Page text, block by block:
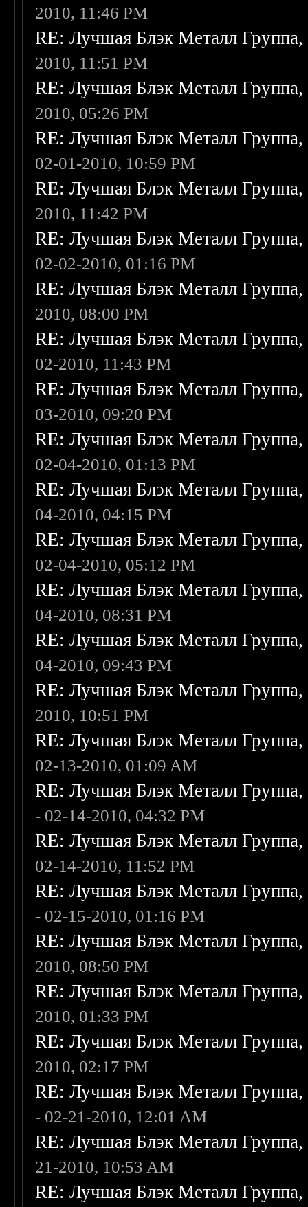
2010, 11:46 PM
RE: Лучшая Блэк Металл
2010, 11:51 PM
RE: Лучшая Блэк Металл
2010, 05:26 PM
RE: Лучшая Блэк Металл
02-01-2010, 10:59 PM
RE: Лучшая Блэк Металл
2010, 11:42 PM
RE: Лучшая Блэк Металл
02-02-2010, 01:16 PM
RE: Лучшая Блэк Металл
2010, 08:00 PM
RE: Лучшая Блэк Металл
02-2010, 11:43 PM
RE: Лучшая Блэк Металл
03-2010, 09:20 PM
RE: Лучшая Блэк Металл
02-04-2010, 01:13 PM
RE: Лучшая Блэк Металл
04-2010, 04:15 PM
RE: Лучшая Блэк Металл
02-04-2010, 05:12 PM
RE: Лучшая Блэк Металл
04-2010, 08:31 PM
RE: Лучшая Блэк Металл
04-2010, 09:43 PM
RE: Лучшая Блэк Металл
2010, 10:51 PM
RE: Лучшая Блэк Металл
02-13-2010, 01:09 AM
RE: Лучшая Блэк Металл
- 02-14-2010, 04:32 PM
RE: Лучшая Блэк Металл
02-14-2010, 11:52 PM
RE: Лучшая Блэк Металл
- 02-15-2010, 01:16 PM
RE: Лучшая Блэк Металл
2010, 08:50 PM
RE: Лучшая Блэк Металл
2010, 01:33 PM
RE: Лучшая Блэк Металл
2010, 02:17 PM
RE: Лучшая Блэк Металл
- 02-21-2010, 12:01 AM
RE: Лучшая Блэк Металл
21-2010, 10:53 AM
RE: Лучшая Блэк Металл